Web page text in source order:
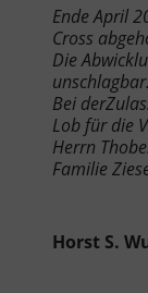
Ende April
Cross
Die
unschlagbar.
Bei
Lob für die
Herrn
Familie
Horst S.